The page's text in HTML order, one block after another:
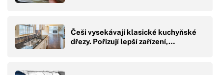
Češi vysekávají klasické kuchyňské
dřezy. Pořizují lepší zařízení,…